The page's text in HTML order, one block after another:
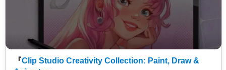
『Clip Studio Creativity Collection: Paint, Draw &